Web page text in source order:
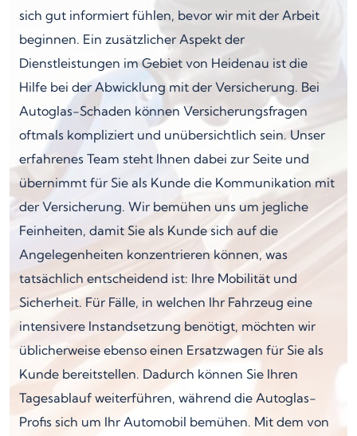
sich gut informiert fühlen, bevor wir mit der Arbeit
beginnen. Ein zusätzlicher Aspekt der
Dienstleistungen im Gebiet von Heidenau ist die
Hilfe bei der Abwicklung mit der Versicherung. Bei
Autoglas-Schaden können Versicherungsfragen
oftmals kompliziert und unübersichtlich sein. Unser
erfahrenes Team steht Ihnen dabei zur Seite und
übernimmt für Sie als Kunde die Kommunikation mit
der Versicherung. Wir bemühen uns um jegliche
Feinheiten, damit Sie als Kunde sich auf die
Angelegenheiten konzentrieren können, was
tatsächlich entscheidend ist: Ihre Mobilität und
Sicherheit. Für Fälle, in welchen Ihr Fahrzeug eine
intensivere Instandsetzung benötigt, möchten wir
üblicherweise ebenso einen Ersatzwagen für Sie als
Kunde bereitstellen. Dadurch können Sie Ihren
Tagesablauf weiterführen, während die Autoglas-
Profis sich um Ihr Automobil bemühen. Mit dem von